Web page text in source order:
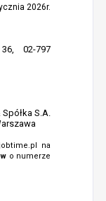
2026r.
02-797
S.A.
na
o numerze